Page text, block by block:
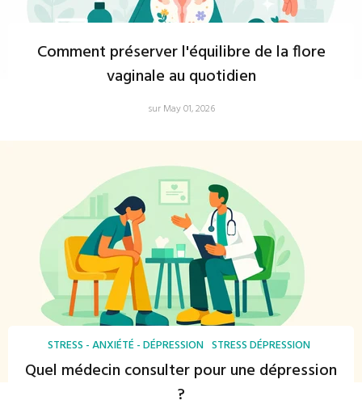
Comment préserver l'équilibre de la flore
vaginale au quotidien
sur May 01, 2026
STRESS - ANXIÉTÉ - DÉPRESSION STRESS DÉPRESSION
Quel médecin consulter pour une dépression
?